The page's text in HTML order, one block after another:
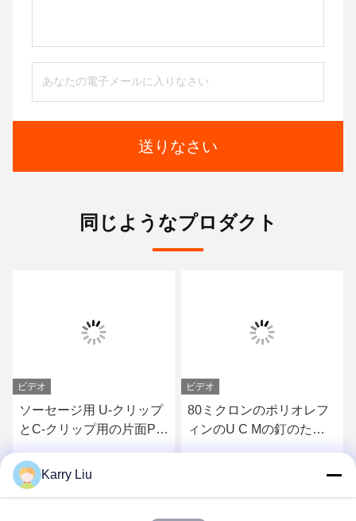
送りなさい
同じようなプロダクト
ビデオ
ソーセージ用 U-クリップ
とC-クリップ用の片面PO
ビデオ
80ミクロンのポリオレフ
ィンのU C Mの釘のため
Karry Liu